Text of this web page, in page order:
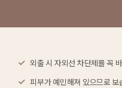
외출 시 자외선 차단제를 꼭
피부가 예민해져 있으므로